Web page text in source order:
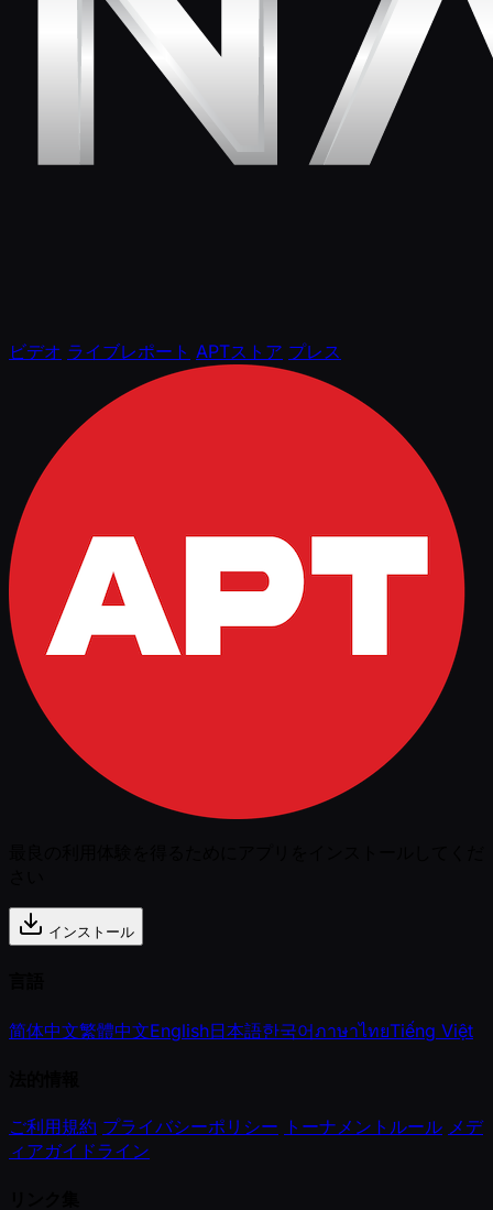
ビデオ ライブレポート APTストア プレス
インストール
简体中文繁體中文English日本語한국어ภาษาไทยTiếng Việt
ご利用規約 プライバシーポリシー トーナメントルール メデ
ィアガイドライン